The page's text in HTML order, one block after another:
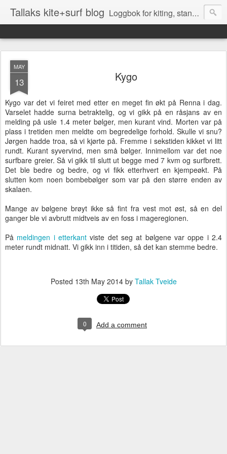
Tallaks kite+surf blog Loggbok for kiting, stand up surfing (SUP), surfing og andre aktiviteter på Sørlandet
MAY
13 Kygo
Kygo var det vi feiret med etter en meget fin økt på Renna i dag.
Varselet hadde surna betraktelig, og vi gikk på en råsjans av en
melding på usle 1.4 meter bølger, men kurant vind. Morten var på
plass i tretiden men meldte om begredelige forhold. Skulle vi snu?
Jørgen hadde troa, så vi kjørte på. Fremme i sekstiden kikket vi litt
rundt. Kurant syvervind, men små bølger. Innimellom var det noe
surfbare greier. Så vi gikk til slutt ut begge med 7 kvm og surfbrett.
Det ble bedre og bedre, og vi fikk etterhvert en kjempeøkt. På
slutten kom noen bombebølger som var på den større enden av
skalaen.
Mange av bølgene brøyt ikke så fint fra vest mot øst, så en del
ganger ble vi avbrutt midtveis av en foss i mageregionen.
På meldingen i etterkant viste det seg at bølgene var oppe i 2.4
meter rundt midnatt. Vi gikk inn i titiden, så det kan stemme bedre.
Posted 13th May 2014by Tallak Tveide
0 Add a comment